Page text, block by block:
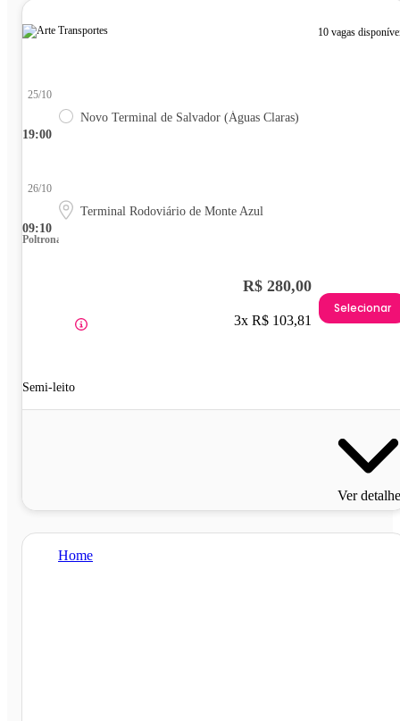
10 vagas
19:00
25/10
Novo Terminal de Salvador (Águas Claras)
09:10
26/10
Terminal Rodoviário de Monte Azul
Poltrona
Semi-leito
R$ 280,00
3x R$ 103,81
Selecionar
Ver
Home